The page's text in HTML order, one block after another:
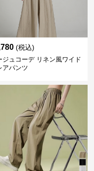
(税込)
ジュコーデ リネン風ワイド
アパンツ